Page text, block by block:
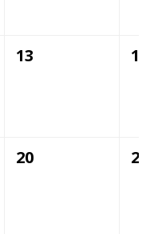
13 14
20 21